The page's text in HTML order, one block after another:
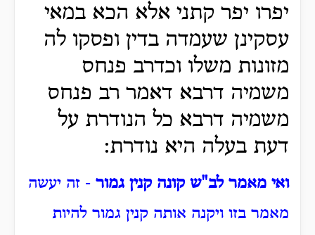
יפרו יפר קתני אלא הכא במאי
עסקינן שעמדה בדין ופסקו לה
מזונות משלו וכדרב פנחס
משמיה דרבא דאמר רב פנחס
משמיה דרבא כל הנודרת על
דעת בעלה היא נודרת:
ואי מאמר לב"ש קונה קנין גמור - זה יעשה
מאמר בזו ויקנה אותה קנין גמור להיות